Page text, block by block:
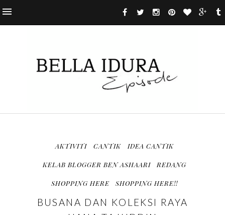
AKTIVITI CANTIK IDEA CANTIK
KELAB BLOGGER BEN ASHAARI REDANG
SHOPPING HERE SHOPPING HERE!!
BUSANA DAN KOLEKSI RAYA